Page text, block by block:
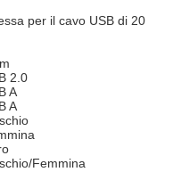
per il cavo USB di 20
2.0
A
A
Femmina